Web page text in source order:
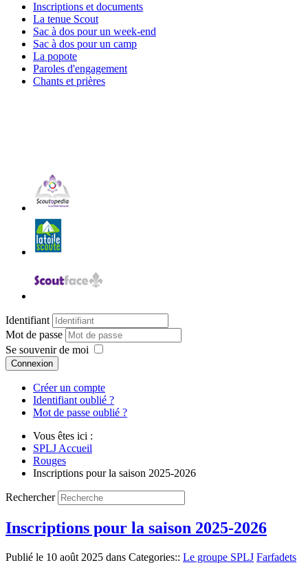
Inscriptions et documents
La tenue Scout
Sac à dos pour un week-end
Sac à dos pour un camp
La popote
Paroles d'engagement
Chants et prières
Identifiant
Mot de passe
Se souvenir de moi
Connexion
Créer un compte
Identifiant oublié ?
Mot de passe oublié ?
Vous êtes ici :
SPLJ Accueil
Rouges
Inscriptions pour la saison 2025-2026
Rechercher
Inscriptions pour la saison 2025-2026
Publié le 10 août 2025 dans Categories:: Le groupe SPLJ Farfadets